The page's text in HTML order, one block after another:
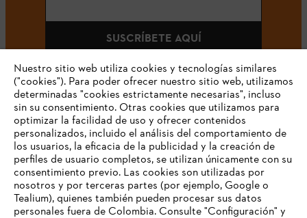
SUSCRÍBETE AQUÍ
#STIHLCOLOMBIA
Nuestro sitio web utiliza cookies y tecnologías similares
("cookies"). Para poder ofrecer nuestro sitio web, utilizamos
determinadas "cookies estrictamente necesarias", incluso
sin su consentimiento. Otras cookies que utilizamos para
optimizar la facilidad de uso y ofrecer contenidos
personalizados, incluido el análisis del comportamiento de
los usuarios, la eficacia de la publicidad y la creación de
perfiles de usuario completos, se utilizan únicamente con su
consentimiento previo. Las cookies son utilizadas por
nosotros y por terceras partes (por ejemplo, Google o
Tealium), quienes también pueden procesar sus datos
personales fuera de Colombia. Consulte "Configuración" y